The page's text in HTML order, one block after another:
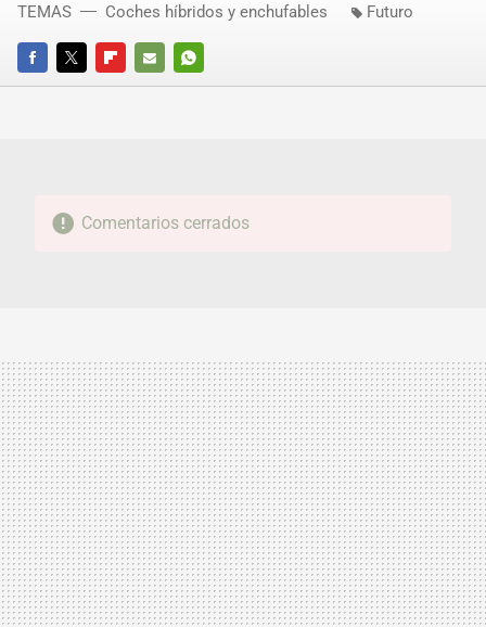
FACEBOOKTWITTERFLIPBOARD
E-
WHATSAPP
TEMAS Coches híbridos y enchufables Futuro
Comentarios cerrados